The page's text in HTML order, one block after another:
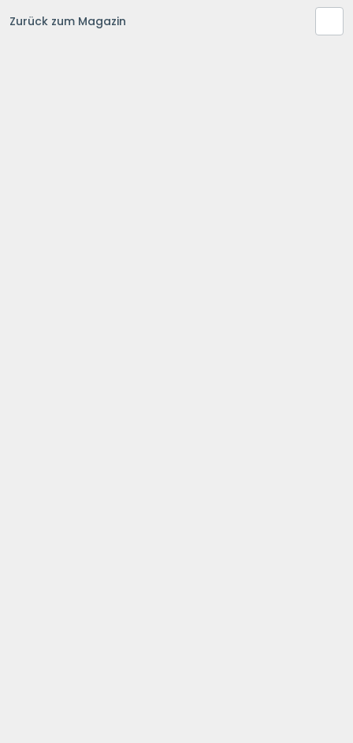
Zurück zum Magazin